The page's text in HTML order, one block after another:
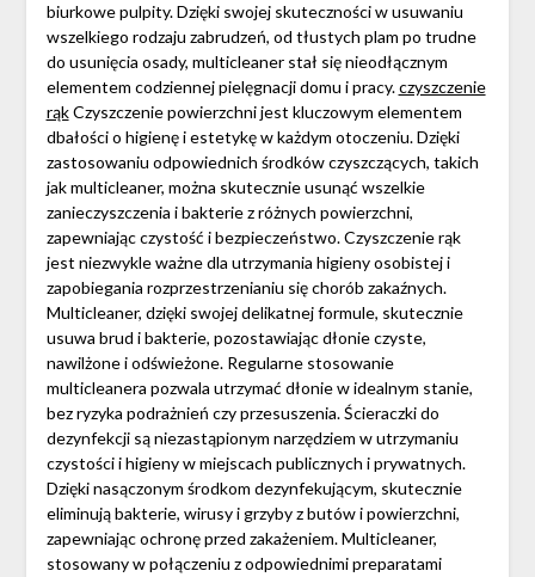
biurkowe pulpity. Dzięki swojej skuteczności w usuwaniu
wszelkiego rodzaju zabrudzeń, od tłustych plam po trudne
do usunięcia osady, multicleaner stał się nieodłącznym
elementem codziennej pielęgnacji domu i pracy.czyszczenie
rąkCzyszczenie powierzchni jest kluczowym elementem
dbałości o higienę i estetykę w każdym otoczeniu. Dzięki
zastosowaniu odpowiednich środków czyszczących, takich
jak multicleaner, można skutecznie usunąć wszelkie
zanieczyszczenia i bakterie z różnych powierzchni,
zapewniając czystość i bezpieczeństwo. Czyszczenie rąk
jest niezwykle ważne dla utrzymania higieny osobistej i
zapobiegania rozprzestrzenianiu się chorób zakaźnych.
Multicleaner, dzięki swojej delikatnej formule, skutecznie
usuwa brud i bakterie, pozostawiając dłonie czyste,
nawilżone i odświeżone. Regularne stosowanie
multicleanera pozwala utrzymać dłonie w idealnym stanie,
bez ryzyka podrażnień czy przesuszenia. Ścieraczki do
dezynfekcji są niezastąpionym narzędziem w utrzymaniu
czystości i higieny w miejscach publicznych i prywatnych.
Dzięki nasączonym środkom dezynfekującym, skutecznie
eliminują bakterie, wirusy i grzyby z butów i powierzchni,
zapewniając ochronę przed zakażeniem. Multicleaner,
stosowany w połączeniu z odpowiednimi preparatami